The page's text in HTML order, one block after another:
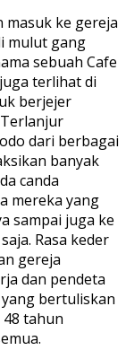
masuk ke gereja
mulut gang
sebuah Cafe
terlihat di
berjejer
dari berbagai
banyak
canda
mereka yang
sampai juga ke
Rasa keder
gereja
dan pendeta
bertuliskan
tahun